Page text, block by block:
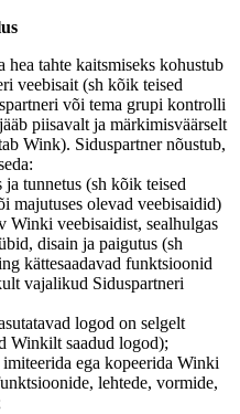
tahte kaitsmiseks kohustub
veebisait (sh kõik teised
või tema grupi kontrolli
piisavalt ja märkimisväärselt
Wink). Siduspartner nõustub,
tunnetus (sh kõik teised
majutuses olevad veebisaidid)
Winki veebisaidist, sealhulgas
disain ja paigutus (sh
kättesaadavad funktsioonid
vajalikud Siduspartneri
logod on selgelt
Winkilt saadud logod);
ega kopeerida Winki
lehtede, vormide,